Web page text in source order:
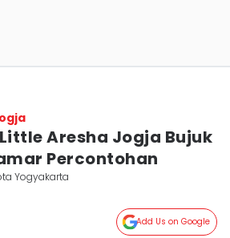
Aresha Jogja Bujuk
Percontohan
Yogyakarta
Add Us on Google